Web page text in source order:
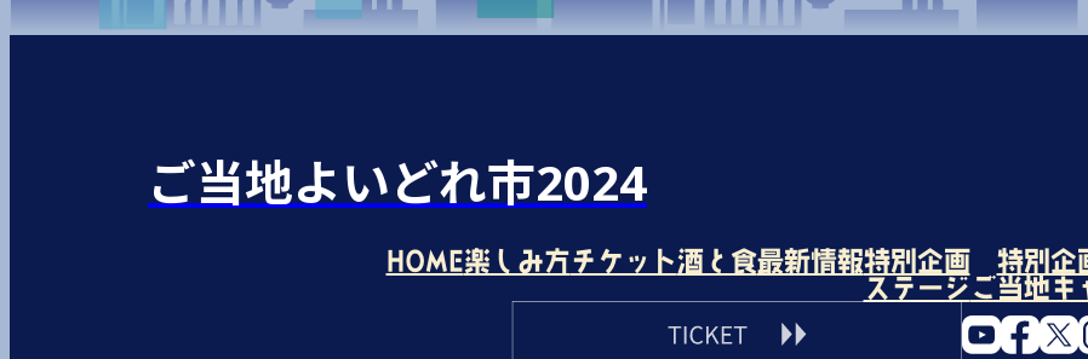
ご当地よいどれ市2024
HOME楽しみ方チケット酒と食最新情報特別企画
ステージ
特別企
ご当地キ